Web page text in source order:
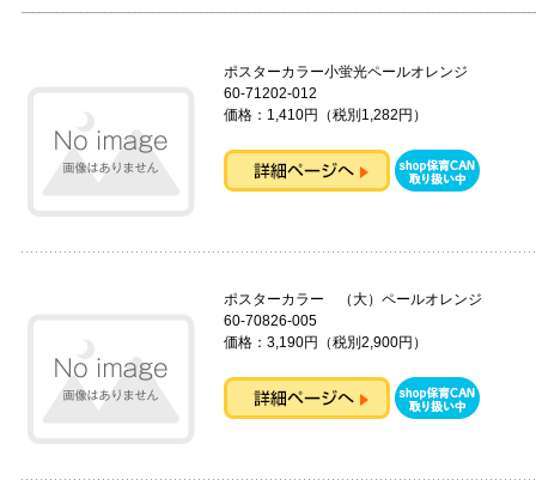
ポスターカラー小蛍光ペールオレンジ
60-71202-012
価格：1,410円（税別1,282円）
ポスターカラー （大）ペールオレンジ
60-70826-005
価格：3,190円（税別2,900円）